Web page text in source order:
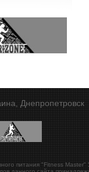
Днепропетровск
питания "Fitness Master"